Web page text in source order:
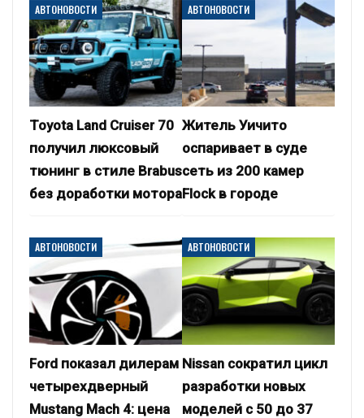
АВТОНОВОСТИ
Toyota Land Cruiser 70
получил люксовый
тюнинг в стиле Brabus
без доработки мотора
АВТОНОВОСТИ
Житель Уичито
оспаривает в суде
сеть из 200 камер
Flock в городе
АВТОНОВОСТИ
Ford показал дилерам
четырехдверный
Mustang Mach 4: цена
АВТОНОВОСТИ
Nissan сократил цикл
разработки новых
моделей с 50 до 37